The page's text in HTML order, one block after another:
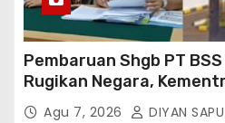
Pembaruan Shgb PT
Rugikan Negara,
Gugat Di PTUN Jakarta
Agu 7, 2026 DIYAN